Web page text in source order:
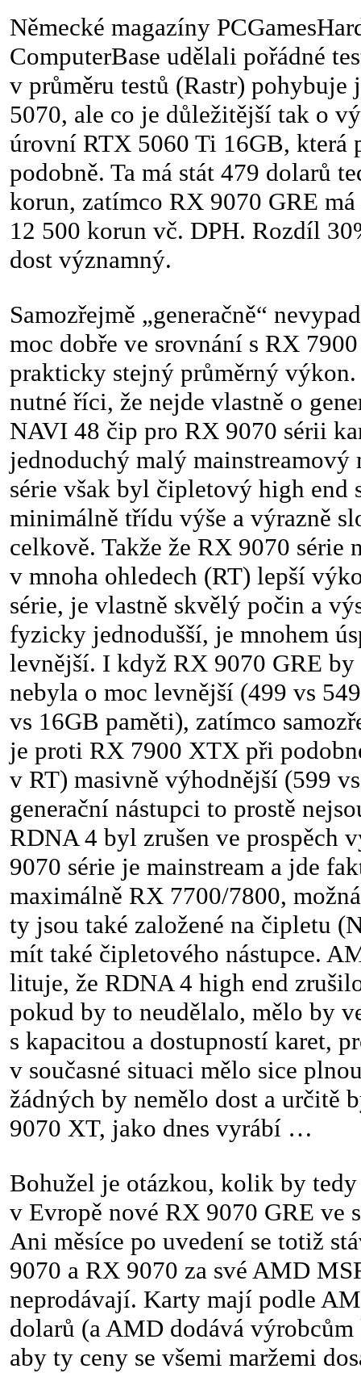
Německé magazíny
ComputerBase udělali pořádné
v průměru testů (Rastr) pohybuje
5070, ale co je důležitější tak o
úrovní RTX 5060 Ti 16GB, která
podobně. Ta má stát 479 dolarů
korun, zatímco RX 9070 GRE
12 500 korun vč. DPH. Rozdíl
dost významný.
Samozřejmě „generačně“
moc dobře ve srovnání s RX
prakticky stejný průměrný
nutné říci, že nejde vlastně o
NAVI 48 čip pro RX 9070 sérii
jednoduchý malý
série však byl čipletový high end
minimálně třídu výše a výrazně
celkově. Takže že RX 9070 série
v mnoha ohledech (RT) lepší
série, je vlastně skvělý počin a
fyzicky jednodušší, je mnohem
levnější. I když RX 9070 GRE
nebyla o moc levnější (499 vs
vs 16GB paměti), zatímco
je proti RX 7900 XTX při
v RT) masivně výhodnější (599
generační nástupci to prostě
RDNA 4 byl zrušen ve prospěch
9070 série je mainstream a jde
maximálně RX 7700/7800,
ty jsou také založené na čipletu
mít také čipletového nástupce.
lituje, že RDNA 4 high end
pokud by to neudělalo, mělo by
s kapacitou a dostupností karet,
v současné situaci mělo sice
žádných by nemělo dost a určitě
9070 XT, jako dnes vyrábí …
Bohužel je otázkou, kolik by tedy
v Evropě nové RX 9070 GRE ve
Ani měsíce po uvedení se totiž
9070 a RX 9070 za své AMD
neprodávají. Karty mají podle
dolarů (a AMD dodává
aby ty ceny se všemi maržemi